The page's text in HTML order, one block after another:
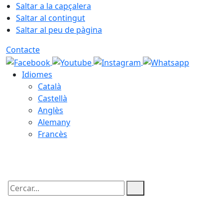
Saltar a la capçalera
Saltar al contingut
Saltar al peu de pàgina
Contacte
Idiomes
Català
Castellà
Anglès
Alemany
Francès
Cercar: